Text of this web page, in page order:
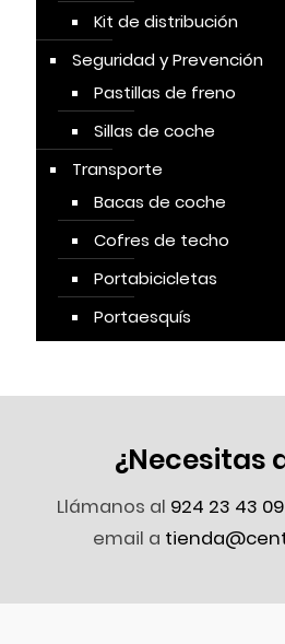
Kit de distribución
Seguridad y Prevención
Pastillas de freno
Sillas de coche
Transporte
Bacas de coche
Cofres de techo
Portabicicletas
Portaesquís
¿Necesitas
Llámanos al 924 23 43 09
email a